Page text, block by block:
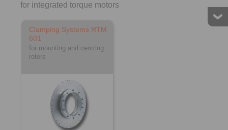
for integrated torque motors
Clamping Systems RTM
601
for mounting and centring
rotors